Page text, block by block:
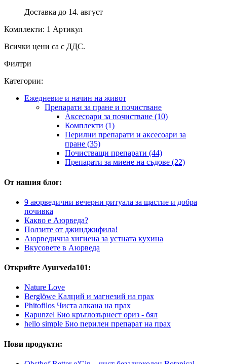
Доставка до 14. август
Комплекти: 1 Артикул
Всички цени са с ДДС.
Филтри
Категории:
Ежедневие и начин на живот
Препарати за пране и почистване
Аксесоари за почистване (10)
Комплекти (1)
Перилни препарати и аксесоари за
пране (35)
Почистващи препарати (44)
Препарати за миене на съдове (22)
От нашия блог:
9 аюрведични вечерни ритуала за щастие и добра
почивка
Какво е Аюрведа?
Ползите от джинджифила!
Аюрведична хигиена за устната кухина
Вкусовете в Аюрведа
Открийте Ayurveda101:
Nature Love
Berglöwe Калций и магнезий на прах
Phitofilos Чиста алкана на прах
Rapunzel Био кръглозърнест ориз - бял
hello simple Био перилен препарат на прах
Нови продукти: